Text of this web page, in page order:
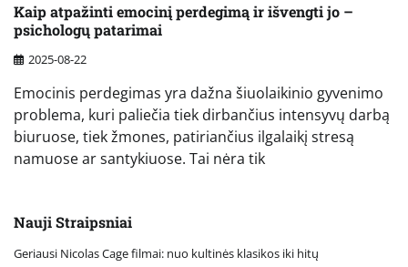
Kaip atpažinti emocinį perdegimą ir išvengti jo –
psichologų patarimai
2025-08-22
Emocinis perdegimas yra dažna šiuolaikinio gyvenimo
problema, kuri paliečia tiek dirbančius intensyvų darbą
biuruose, tiek žmones, patiriančius ilgalaikį stresą
namuose ar santykiuose. Tai nėra tik
Nauji Straipsniai
Geriausi Nicolas Cage filmai: nuo kultinės klasikos iki hitų